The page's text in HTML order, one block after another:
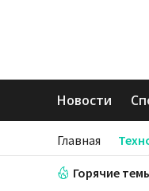
Новости
Главная
Горячие